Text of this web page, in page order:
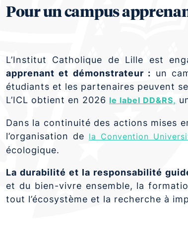
Pour un campus
L’Institut Catholique de Lille est
apprenant et démonstrateur : un
étudiants et les partenaires peuvent
L’ICL obtient en 2026 le label DD&RS,
Dans la continuité des actions mises
l’organisation de la Convention
écologique.
La durabilité et la responsabilité
et du bien-vivre ensemble, la
tout l’écosystème et la recherche à